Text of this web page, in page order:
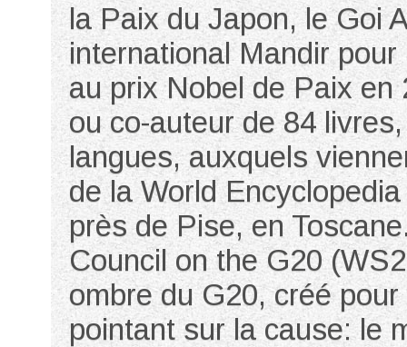
la Paix du Japon, le Goi
international Mandir
au prix Nobel de Paix
ou co-auteur de 84
langues, auxquels
de la World
près de Pise, en
Council on the G20
ombre du G20, créé
pointant sur la cause: le